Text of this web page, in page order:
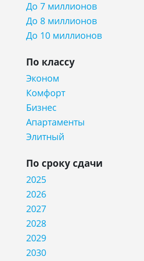
До 7 миллионов
До 8 миллионов
До 10 миллионов
По классу
Эконом
Комфорт
Бизнес
Апартаменты
Элитный
По сроку сдачи
2025
2026
2027
2028
2029
2030